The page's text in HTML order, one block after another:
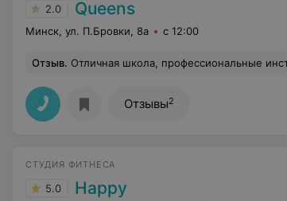
2.0 Queens
Минск, ул. П.Бровки, 8а с 12:00
Отзыв. Отличная школа, профессиональные инструкторы. Хорошие
Отзывы2
СТУДИЯ ФИТНЕСА
5.0 Happy